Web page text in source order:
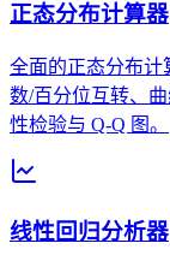
正态分布计算器
全面的正态分布计
数/百分位互转、
性检验与 Q-Q 图。
线性回归分析器